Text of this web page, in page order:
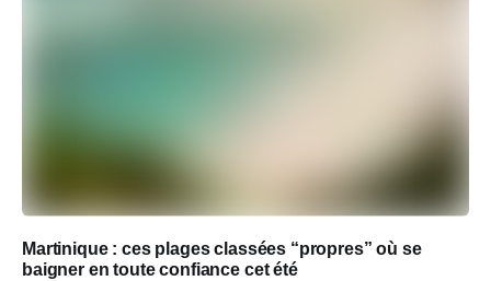
Martinique : ces plages classées “propres” où se
baigner en toute confiance cet été